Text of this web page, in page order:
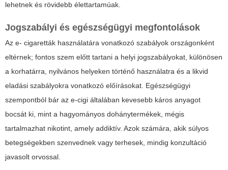
lehetnek és rövidebb élettartamúak.
Jogszabályi és egészségügyi megfontolások
Az e- cigaretták használatára vonatkozó szabályok országonként
eltérnek; fontos szem előtt tartani a helyi jogszabályokat, különösen
a korhatárra, nyilvános helyeken történő használatra és a likvid
eladási szabályokra vonatkozó előírásokat. Egészségügyi
szempontból bár az e-cigi általában kevesebb káros anyagot
bocsát ki, mint a hagyományos dohánytermékek, mégis
tartalmazhat nikotint, amely addiktív. Azok számára, akik súlyos
betegségekben szenvednek vagy terhesek, mindig konzultáció
javasolt orvossal.